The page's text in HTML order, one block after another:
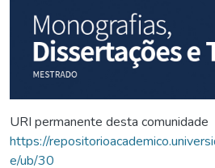
URI permanente desta comunidade
https://
e/ub/30